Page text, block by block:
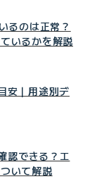
るのは正常？
いるかを解説
安｜用途別デ
認できる？エ
いて解説